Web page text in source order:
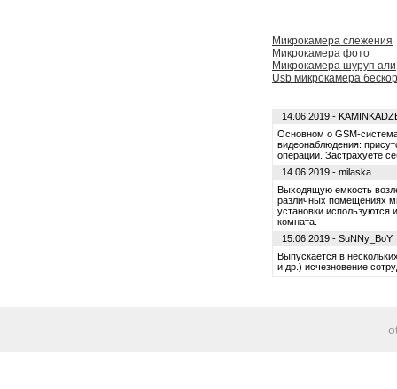
Микрокамера слежения
Микрокамера фото
Микрокамера шуруп али
Usb микрокамера
14.06.2019 -
Основном о GSM-
видеонаблюдения:
операции. Застрахуете
14.06.2019 - milaska
Выходящую емкость
различных помещениях
установки используются
комната.
15.06.2019 - SuNNy_BoY
Выпускается в
и др.) исчезновение